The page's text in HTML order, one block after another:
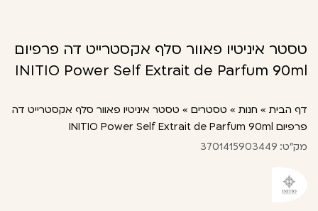
טסטר איניטיו פאוור סלף אקסטרייט דה פרפיום
INITIO Power Self Extrait de Parfum 90ml
דף הבית » חנות » טסטרים » טסטר איניטיו פאוור סלף אקסטרייט דה
פרפיום INITIO Power Self Extrait de Parfum 90ml
מק"ט: 3701415903449